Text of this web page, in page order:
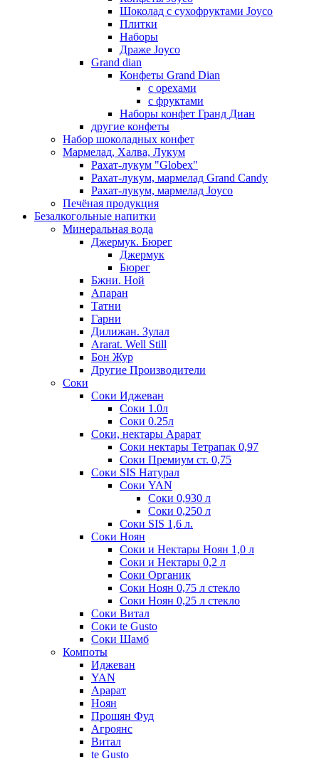
Шоколад с сухофруктами Joyco
Плитки
Наборы
Драже Joyco
Grand dian
Конфеты Grand Dian
с орехами
с фруктами
Наборы конфет Гранд Диан
другие конфеты
Набор шоколадных конфет
Мармелад, Халва, Лукум
Рахат-лукум "Globex"
Рахат-лукум, мармелад Grand Candy
Рахат-лукум, мармелад Joyco
Печёная продукция
Безалкогольные напитки
Минеральная вода
Джермук. Бюрег
Джермук
Бюрег
Бжни. Ной
Апаран
Татни
Гарни
Дилижан. Зулал
Ararat. Well Still
Бон Жур
Другие Производители
Соки
Соки Иджеван
Соки 1.0л
Соки 0.25л
Соки, нектары Арарат
Соки нектары Тетрапак 0,97
Соки Премиум ст. 0,75
Соки SIS Натурал
Соки YAN
Соки 0,930 л
Соки 0,250 л
Соки SIS 1,6 л.
Соки Ноян
Соки и Нектары Ноян 1,0 л
Соки и Нектары 0,2 л
Соки Органик
Соки Ноян 0,75 л стекло
Соки Ноян 0,25 л стекло
Соки Витал
Соки te Gusto
Соки Шамб
Компоты
Иджеван
YAN
Арарат
Ноян
Прошян Фуд
Агроянс
Витал
te Gusto